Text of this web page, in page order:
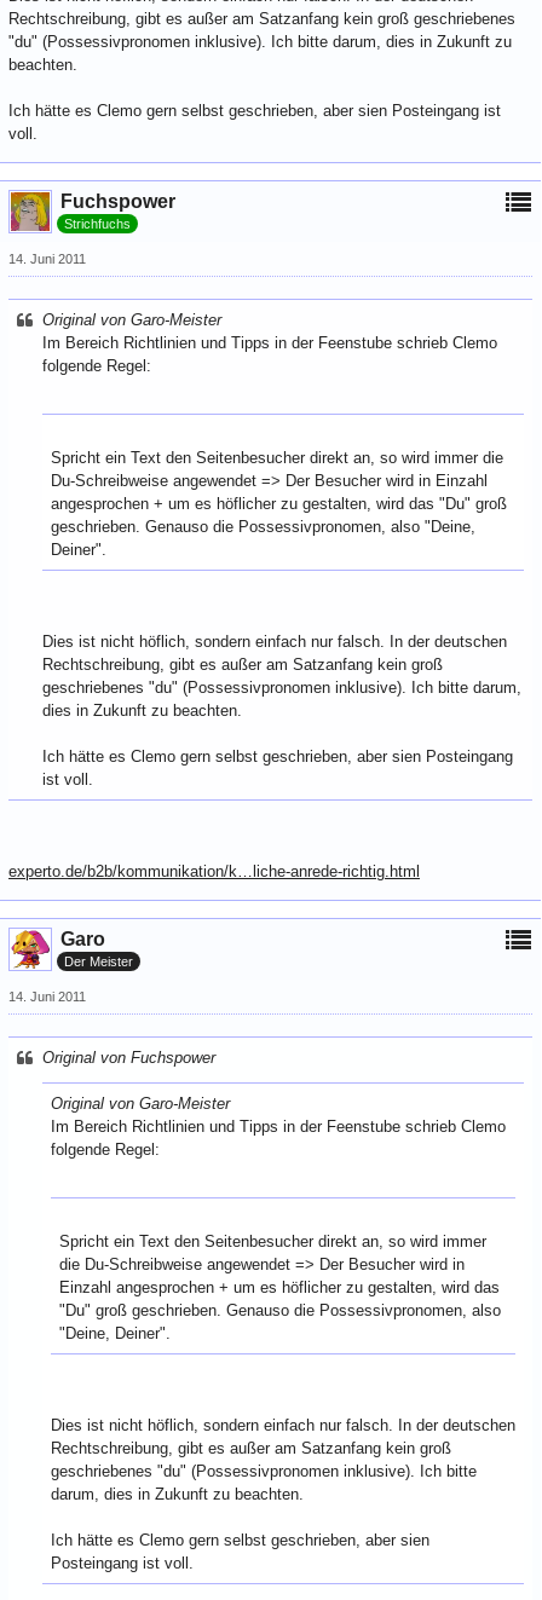
Rechtschreibung, gibt es außer am Satzanfang kein groß geschriebenes
"du" (Possessivpronomen inklusive). Ich bitte darum, dies in Zukunft zu
beachten.
Ich hätte es Clemo gern selbst geschrieben, aber sien Posteingang ist
voll.
Fuchspower
Strichfuchs
14. Juni 2011
Original von Garo-Meister
Im Bereich Richtlinien und Tipps in der Feenstube schrieb Clemo
folgende Regel:
Spricht ein Text den Seitenbesucher direkt an, so wird immer die
Du-Schreibweise angewendet => Der Besucher wird in Einzahl
angesprochen + um es höflicher zu gestalten, wird das "Du" groß
geschrieben. Genauso die Possessivpronomen, also "Deine,
Deiner".
Dies ist nicht höflich, sondern einfach nur falsch. In der deutschen
Rechtschreibung, gibt es außer am Satzanfang kein groß
geschriebenes "du" (Possessivpronomen inklusive). Ich bitte darum,
dies in Zukunft zu beachten.
Ich hätte es Clemo gern selbst geschrieben, aber sien Posteingang
ist voll.
experto.de/b2b/kommunikation/k…liche-anrede-richtig.html
Garo
Der Meister
14. Juni 2011
Original von Fuchspower
Original von Garo-Meister
Im Bereich Richtlinien und Tipps in der Feenstube schrieb Clemo
folgende Regel:
Spricht ein Text den Seitenbesucher direkt an, so wird immer
die Du-Schreibweise angewendet => Der Besucher wird in
Einzahl angesprochen + um es höflicher zu gestalten, wird das
"Du" groß geschrieben. Genauso die Possessivpronomen, also
"Deine, Deiner".
Dies ist nicht höflich, sondern einfach nur falsch. In der deutschen
Rechtschreibung, gibt es außer am Satzanfang kein groß
geschriebenes "du" (Possessivpronomen inklusive). Ich bitte
darum, dies in Zukunft zu beachten.
Ich hätte es Clemo gern selbst geschrieben, aber sien
Posteingang ist voll.